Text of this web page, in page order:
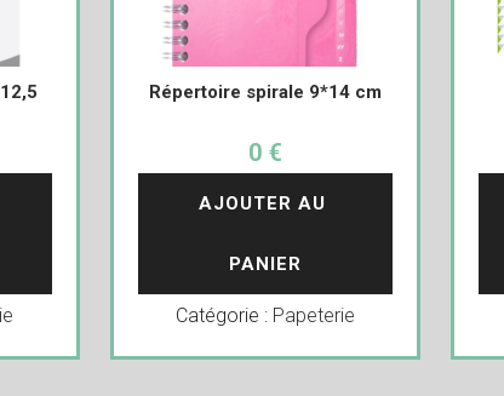
Répertoire spirale 9*14 cm
0 €
AJOUTER AU
PANIER
Catégorie : Papeterie